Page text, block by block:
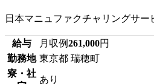
日本マニュファクチャリングサー
給与 月収例261,000円
勤務地 東京都 瑞穂町
寮・社
あり